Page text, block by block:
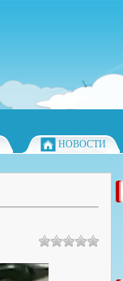
НОВОСТИ